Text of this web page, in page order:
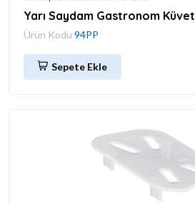
Yarı Saydam Gastronom Küvet
Ürün Kodu 94PP
Sepete Ekle